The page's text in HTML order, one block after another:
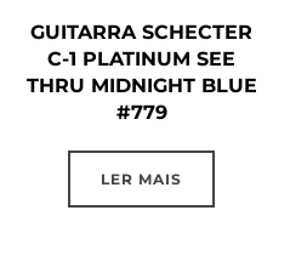
GUITARRA SCHECTER
C-1 PLATINUM SEE
THRU MIDNIGHT BLUE
#779
LER MAIS